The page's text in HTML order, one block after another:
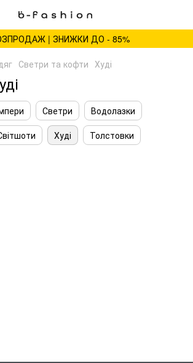
| ЗНИЖКИ ДО - 85%
Светри та кофти Худі
Светри
Водолазки
Худі Толстовки